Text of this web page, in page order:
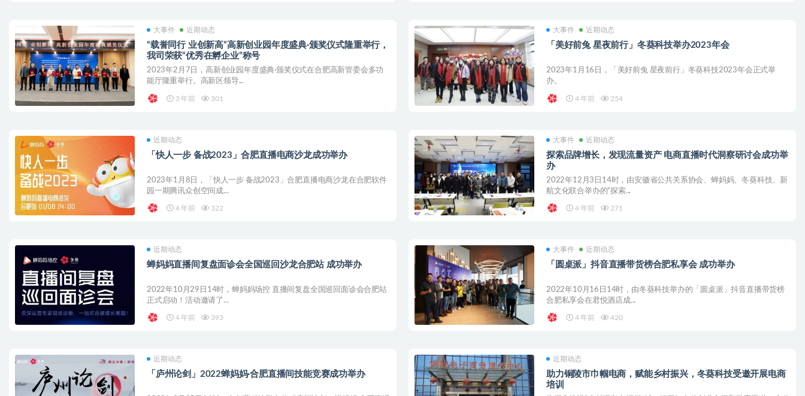
大事件 近期动态
“载誉同行 业创新高”高新创业园年度盛典·颁奖仪式隆重举行，
我司荣获“优秀在孵企业”称号
2023年2月7日，高新创业园年度盛典·颁奖仪式在合肥高新管委会多功
能厅隆重举行。高新区领导...
3 年前 301
大事件 近期动态
「美好前兔 星夜前行」冬葵科技举办2023年会
2023年1月16日，「美好前兔 星夜前行」冬葵科技2023年会正式举
办。
4 年前 254
近期动态
「快人一步 备战2023」合肥直播电商沙龙成功举办
2023年1月8日，「快人一步 备战2023」合肥直播电商沙龙在合肥软件
园一期腾讯众创空间成...
4 年前 322
大事件 近期动态
探索品牌增长，发现流量资产 电商直播时代洞察研讨会成功举
办
2022年12月3日14时，由安徽省公共关系协会、蝉妈妈、冬葵科技、新
航文化联合举办的“探索...
4 年前 271
近期动态
蝉妈妈直播间复盘面诊会全国巡回沙龙合肥站 成功举办
2022年10月29日14时，蝉妈妈场控 直播间复盘全国巡回面诊会合肥站
正式启动！活动邀请了...
4 年前 393
大事件 近期动态
「圆桌派」抖音直播带货榜合肥私享会 成功举办
2022年10月16日14时，由冬葵科技举办的「圆桌派」抖音直播带货榜
合肥私享会在君悦酒店成...
4 年前 420
近期动态
「庐州论剑」2022蝉妈妈·合肥直播间技能竞赛成功举办
近期动态
助力铜陵市巾帼电商，赋能乡村振兴，冬葵科技受邀开展电商
培训